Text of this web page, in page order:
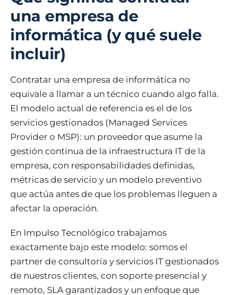
una empresa de
informática (y qué suele
incluir)
Contratar una empresa de informática no
equivale a llamar a un técnico cuando algo falla.
El modelo actual de referencia es el de los
servicios gestionados (Managed Services
Provider o MSP): un proveedor que asume la
gestión continua de la infraestructura IT de la
empresa, con responsabilidades definidas,
métricas de servicio y un modelo preventivo
que actúa antes de que los problemas lleguen a
afectar la operación.
En Impulso Tecnológico trabajamos
exactamente bajo este modelo: somos el
partner de consultoría y servicios IT gestionados
de nuestros clientes, con soporte presencial y
remoto, SLA garantizados y un enfoque que